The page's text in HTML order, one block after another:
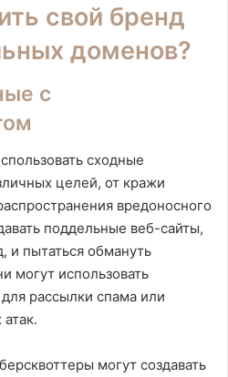
свой бренд
доменов?
с
сходные
целей, от кражи
вредоносного
поддельные веб-сайты,
пытаться обмануть
могут использовать
рассылки спама или
могут создавать